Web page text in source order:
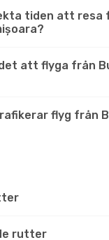
tiden att resa
att flyga från
flyg från
rutter